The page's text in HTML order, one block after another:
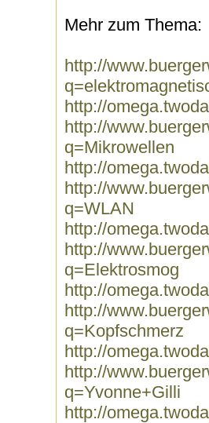
Mehr zum Thema:
http://
http://
http://
q=Mikrowellen
http://
http://
q=WLAN
http://
http://
q=Elektrosmog
http://
http://
q=Kopfschmerz
http://
http://
q=Yvonne+Gilli
http://